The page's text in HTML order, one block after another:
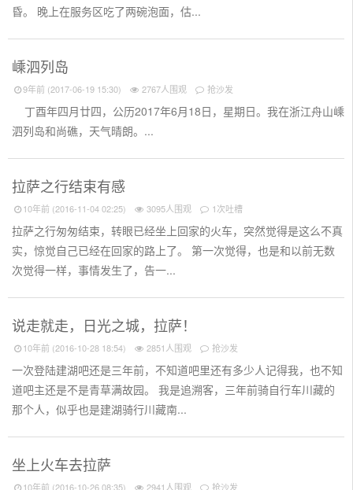
昏。 晚上在服务区吃了两碗泡面，估...
嵊泗列岛
9年前 (2017-06-19 15:30) 2767人围观 抢沙发
丁酉年四月廿四，公历2017年6月18日，星期日。我在浙江舟山嵊
泗列岛和尚礁，天气晴朗。...
拉萨之行结束有感
10年前 (2016-11-04 02:25) 3095人围观 1次吐槽
拉萨之行匆匆结束，转眼已经坐上回家的火车，突然觉得是这么不真
实，惊觉自己已经在回家的路上了。 第一次觉得，也是和以前无数
次觉得一样，事情发生了，告一...
说走就走，日光之城，拉萨！
10年前 (2016-10-28 18:54) 2851人围观 抢沙发
一次登陆建湖吧还是三年前，不知道吧里还有多少人记得我，也不知
道吧主还是不是青草满故园。 我是追溯客，三年前骑自行车川藏的
那个人，似乎也是建湖骑行川藏南...
坐上火车去拉萨
10年前 (2016-10-26 08:35) 2941人围观 抢沙发